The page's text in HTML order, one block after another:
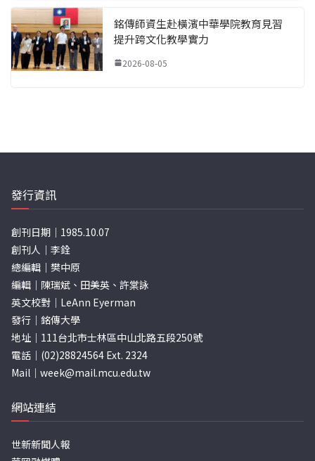
銘傳師資生赴橫濱中華學院教育見習
提升跨文化教學實力
2026-08-05
發行資訊
創刊日期｜1985.10.07
創刊人｜李銓
總編輯｜樊中原
編輯｜陳瑞斌、田美英、許棠詠
英文校對｜LeAnn Eyerman
發行｜銘傳大學
地址｜111台北市士林區中山北路五段250號
電話｜(02)28824564 Ext. 2324
Mail｜ week@mail.mcu.edu.tw
網站連結
世新新聞人報